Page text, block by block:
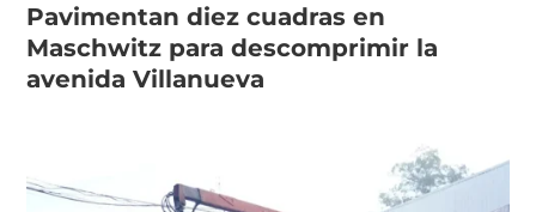
Pavimentan diez cuadras en
Maschwitz para descomprimir la
avenida Villanueva